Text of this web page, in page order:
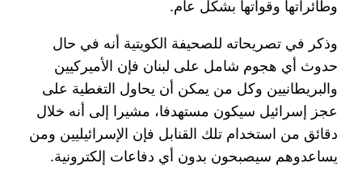
وطائراتها وقواتها بشكل عام.
وذكر في تصريحاته للصحيفة الكويتية أنه في حال
حدوث أي هجوم شامل على لبنان فإن الأميركيين
والبريطانيين وكل من يمكن أن يحاول التغطية على
عجز إسرائيل سيكون مستهدفا، مشيرا إلى أنه خلال
دقائق من استخدام تلك القنابل فإن الإسرائيليين ومن
يساعدوهم سيصبحون بدون أي دفاعات إلكترونية.